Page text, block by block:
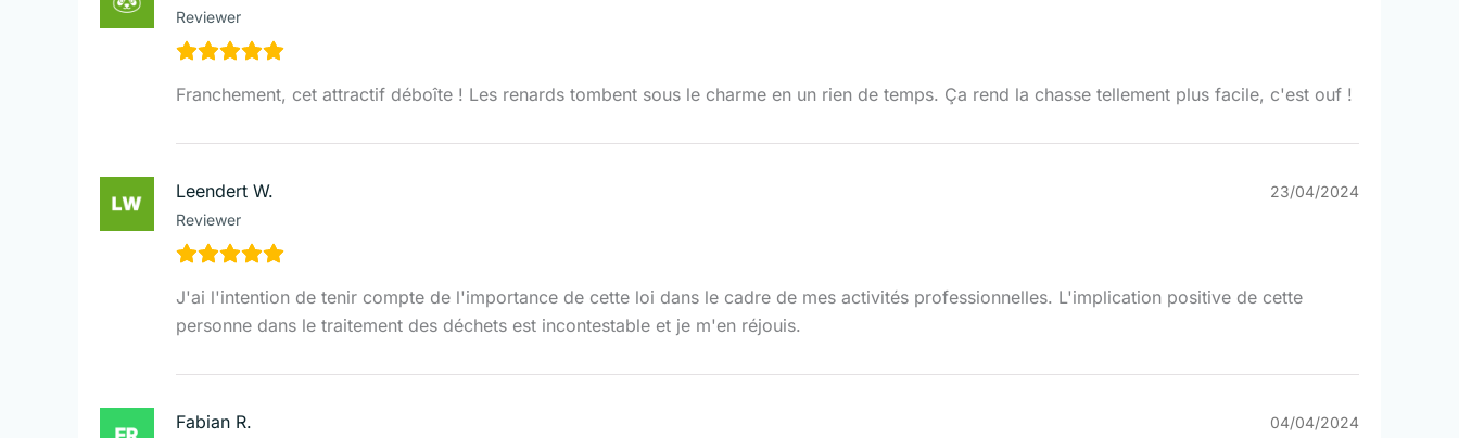
Reviewer
Franchement, cet attractif déboîte ! Les renards tombent sous le charme en un rien de temps. Ça rend la chasse tellement plus facile, c'est ouf !
Leendert W.
Reviewer
23/04/2024
J'ai l'intention de tenir compte de l'importance de cette loi dans le cadre de mes activités professionnelles. L'implication positive de cette
personne dans le traitement des déchets est incontestable et je m'en réjouis.
Fabian R. 04/04/2024